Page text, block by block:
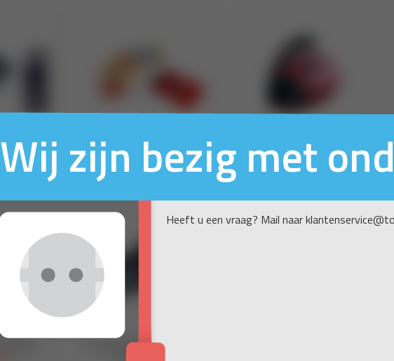
Wij zijn bezig met
Heeft u een vraag? Mail naar